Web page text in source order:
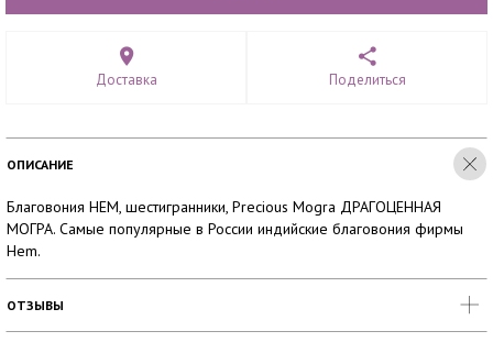
Доставка Поделиться
ОПИСАНИЕ
Благовония HEM, шестигранники, Precious Mogra ДРАГОЦЕННАЯ
МОГРА. Самые популярные в России индийские благовония фирмы
Hem.
ОТЗЫВЫ